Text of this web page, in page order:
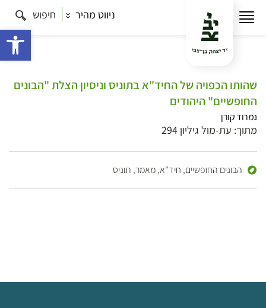
ניווט מהיר חיפוש
שהותו הכפויה של החיד"א בתוניס וניסיון הצלת "הבונים
החופשיים" היהודים
נמרוד קורן
מתוך: עת-מול גיליון 294
הבונים החופשיים, חיד"א,מאמר, תוניס